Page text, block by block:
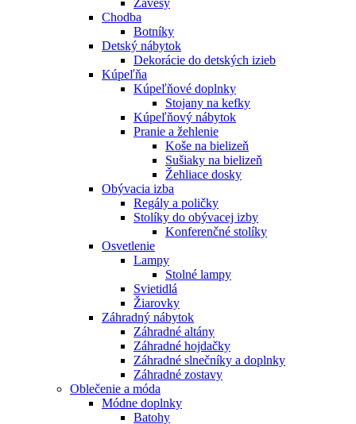
Závesy
Chodba
Botníky
Detský nábytok
Dekorácie do detských izieb
Kúpeľňa
Kúpeľňové doplnky
Stojany na kefky
Kúpeľňový nábytok
Pranie a žehlenie
Koše na bielizeň
Sušiaky na bielizeň
Žehliace dosky
Obývacia izba
Regály a poličky
Stolíky do obývacej izby
Konferenčné stolíky
Osvetlenie
Lampy
Stolné lampy
Svietidlá
Žiarovky
Záhradný nábytok
Záhradné altány
Záhradné hojdačky
Záhradné slnečníky a doplnky
Záhradné zostavy
Oblečenie a móda
Módne doplnky
Batohy